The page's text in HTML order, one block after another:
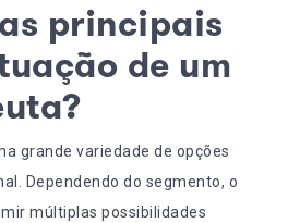
principais
de um
grande variedade de opções
Dependendo do segmento, o
múltiplas possibilidades